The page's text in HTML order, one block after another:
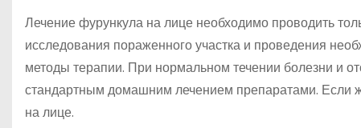
Лечение фурункула на лице необходимо проводить
исследования пораженного участка и проведения
методы терапии. При нормальном течении болезни и
стандартным домашним лечением препаратами. Если
на лице.